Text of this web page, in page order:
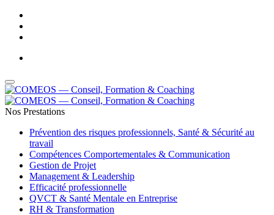
Nos Prestations
Prévention des risques professionnels, Santé & Sécurité au
travail
Compétences Comportementales & Communication
Gestion de Projet
Management & Leadership
Efficacité professionnelle
QVCT & Santé Mentale en Entreprise
RH & Transformation